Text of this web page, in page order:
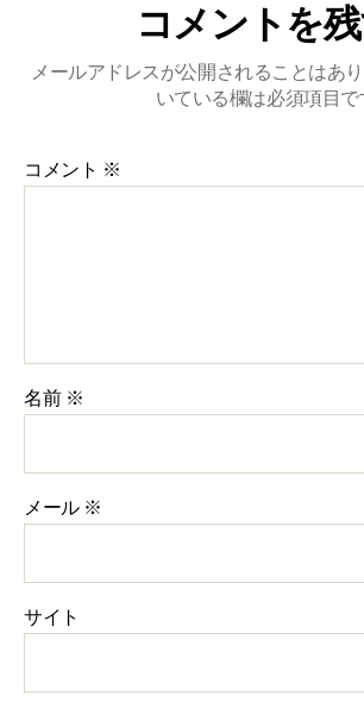
コメントを
メールアドレスが公開されることはあり
いている欄は必須項目で
コメント ※
名前 ※
メール ※
サイト